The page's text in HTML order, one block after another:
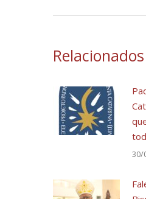
Relacionados
30/